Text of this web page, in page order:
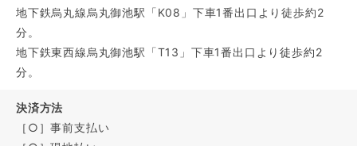
地下鉄烏丸線烏丸御池駅「K08」下車1番出口より徒歩約2
分。
地下鉄東西線烏丸御池駅「T13」下車1番出口より徒歩約2
分。
決済方法
［○］事前支払い